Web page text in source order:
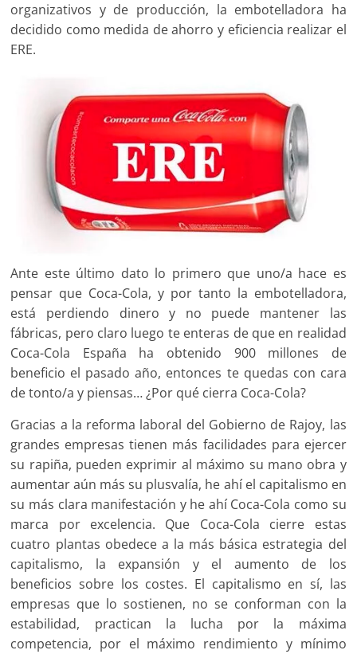
organizativos y de producción, la embotelladora ha
decidido como medida de ahorro y eficiencia realizar el
ERE.
Ante este último dato lo primero que uno/a hace es
pensar que Coca-Cola, y por tanto la embotelladora,
está perdiendo dinero y no puede mantener las
fábricas, pero claro luego te enteras de que en realidad
Coca-Cola España ha obtenido 900 millones de
beneficio el pasado año, entonces te quedas con cara
de tonto/a y piensas… ¿Por qué cierra Coca-Cola?
Gracias a la reforma laboral del Gobierno de Rajoy, las
grandes empresas tienen más facilidades para ejercer
su rapiña, pueden exprimir al máximo su mano obra y
aumentar aún más su plusvalía, he ahí el capitalismo en
su más clara manifestación y he ahí Coca-Cola como su
marca por excelencia. Que Coca-Cola cierre estas
cuatro plantas obedece a la más básica estrategia del
capitalismo, la expansión y el aumento de los
beneficios sobre los costes. El capitalismo en sí, las
empresas que lo sostienen, no se conforman con la
estabilidad, practican la lucha por la máxima
competencia, por el máximo rendimiento y mínimo